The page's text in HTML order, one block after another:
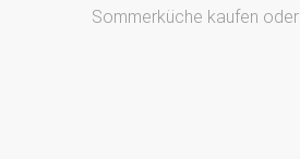
Sommerküche kaufen